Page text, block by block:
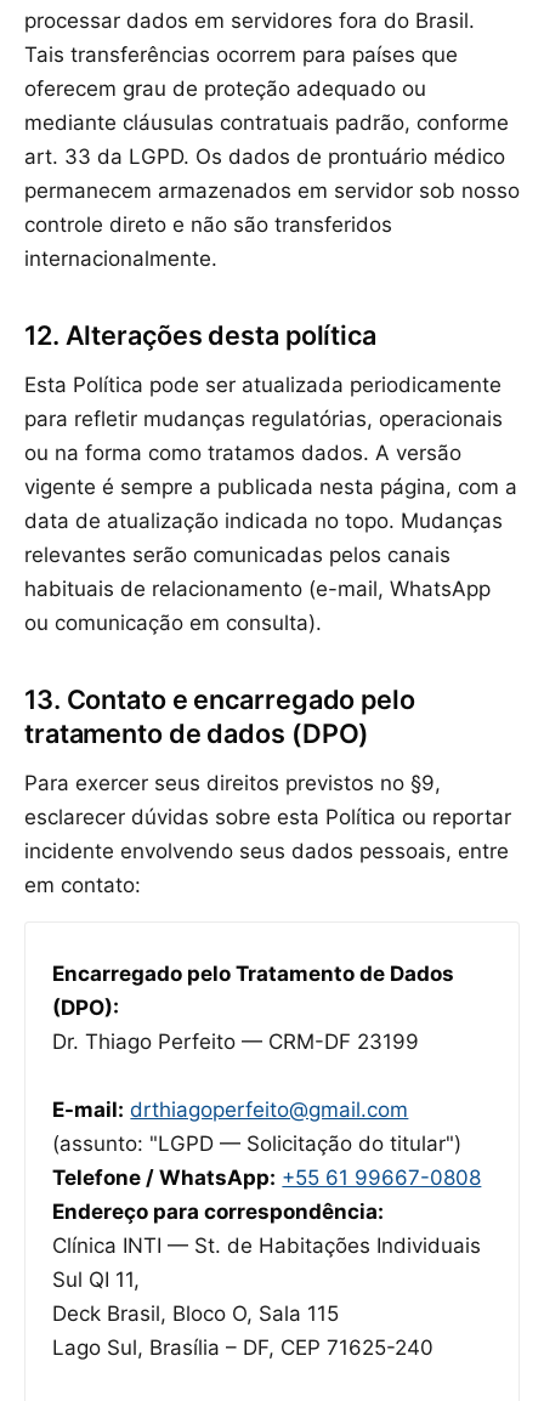
processar dados em servidores fora do Brasil.
Tais transferências ocorrem para países que
oferecem grau de proteção adequado ou
mediante cláusulas contratuais padrão, conforme
art. 33 da LGPD. Os dados de prontuário médico
permanecem armazenados em servidor sob nosso
controle direto e não são transferidos
internacionalmente.
12. Alterações desta política
Esta Política pode ser atualizada periodicamente
para refletir mudanças regulatórias, operacionais
ou na forma como tratamos dados. A versão
vigente é sempre a publicada nesta página, com a
data de atualização indicada no topo. Mudanças
relevantes serão comunicadas pelos canais
habituais de relacionamento (e-mail, WhatsApp
ou comunicação em consulta).
13. Contato e encarregado pelo
tratamento de dados (DPO)
Para exercer seus direitos previstos no §9,
esclarecer dúvidas sobre esta Política ou reportar
incidente envolvendo seus dados pessoais, entre
em contato:
Encarregado pelo Tratamento de Dados
(DPO):
Dr. Thiago Perfeito — CRM-DF 23199
E-mail: drthiagoperfeito@gmail.com
(assunto: "LGPD — Solicitação do titular")
Telefone / WhatsApp: +55 61 99667-0808
Endereço para correspondência:
Clínica INTI — St. de Habitações Individuais
Sul QI 11,
Deck Brasil, Bloco O, Sala 115
Lago Sul, Brasília – DF, CEP 71625-240